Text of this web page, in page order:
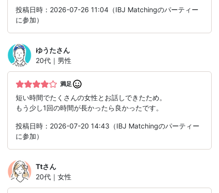
投稿日時：2026-07-26 11:04（IBJ Matchingのパーティー
に参加）
ゆうたさん
20代｜男性
満足
短い時間でたくさんの女性とお話しできたため。
もう少し1回の時間が長かったら良かったです。
投稿日時：2026-07-20 14:43（IBJ Matchingのパーティー
に参加）
Ttさん
20代｜女性